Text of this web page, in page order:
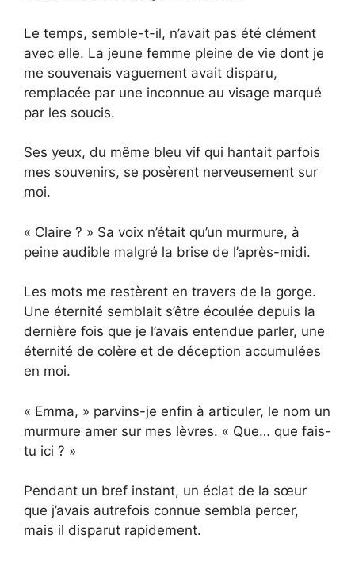
Le temps, semble-t-il, n’avait pas été clément
avec elle. La jeune femme pleine de vie dont je
me souvenais vaguement avait disparu,
remplacée par une inconnue au visage marqué
par les soucis.
Ses yeux, du même bleu vif qui hantait parfois
mes souvenirs, se posèrent nerveusement sur
moi.
« Claire ? » Sa voix n’était qu’un murmure, à
peine audible malgré la brise de l’après-midi.
Les mots me restèrent en travers de la gorge.
Une éternité semblait s’être écoulée depuis la
dernière fois que je l’avais entendue parler, une
éternité de colère et de déception accumulées
en moi.
« Emma, » parvins-je enfin à articuler, le nom un
murmure amer sur mes lèvres. « Que… que fais-
tu ici ? »
Pendant un bref instant, un éclat de la sœur
que j’avais autrefois connue sembla percer,
mais il disparut rapidement.